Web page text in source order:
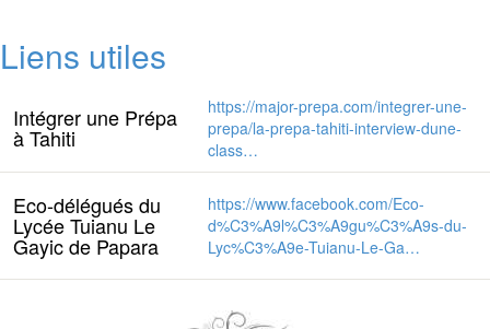
Liens utiles
Intégrer une Prépa
à Tahiti
https://major-prepa.com/integrer-une-
prepa/la-prepa-tahiti-interview-dune-
class…
Eco-délégués du
Lycée Tuianu Le
Gayic de Papara
https://www.facebook.com/Eco-
d%C3%A9l%C3%A9gu%C3%A9s-du-
Lyc%C3%A9e-Tuianu-Le-Ga…